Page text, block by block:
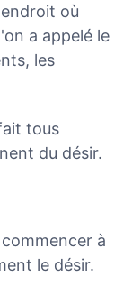
où
a appelé le
les
tous
du désir.
à
le désir.